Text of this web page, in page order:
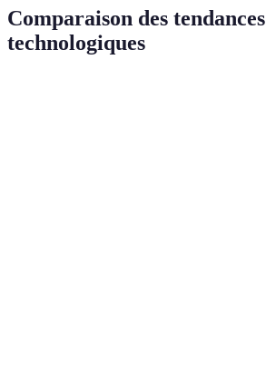
Comparaison des tendances
technologiques